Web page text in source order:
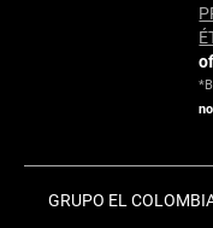
GRUPO EL